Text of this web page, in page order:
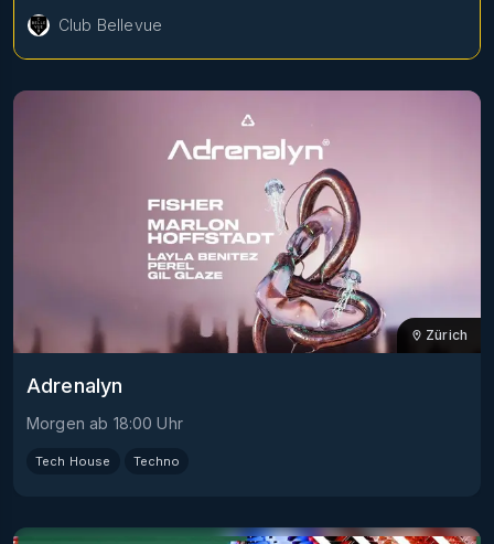
Club Bellevue
Zürich
Adrenalyn
Morgen ab 18:00 Uhr
Tech House Techno